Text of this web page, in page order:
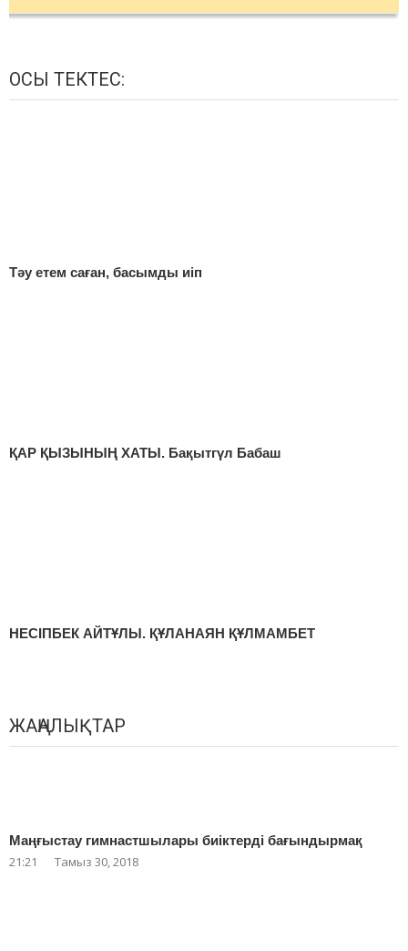
ОСЫ ТЕКТЕС:
Тәу етем саған, басымды иіп
ҚАР ҚЫЗЫНЫҢ ХАТЫ. Бақытгүл Бабаш
НЕСІПБЕК АЙТҰЛЫ. ҚҰЛАНАЯН ҚҰЛМАМБЕТ
ЖАҢАЛЫҚТАР
Маңғыстау гимнастшылары биіктерді бағындырмақ
21:21 Тамыз 30, 2018